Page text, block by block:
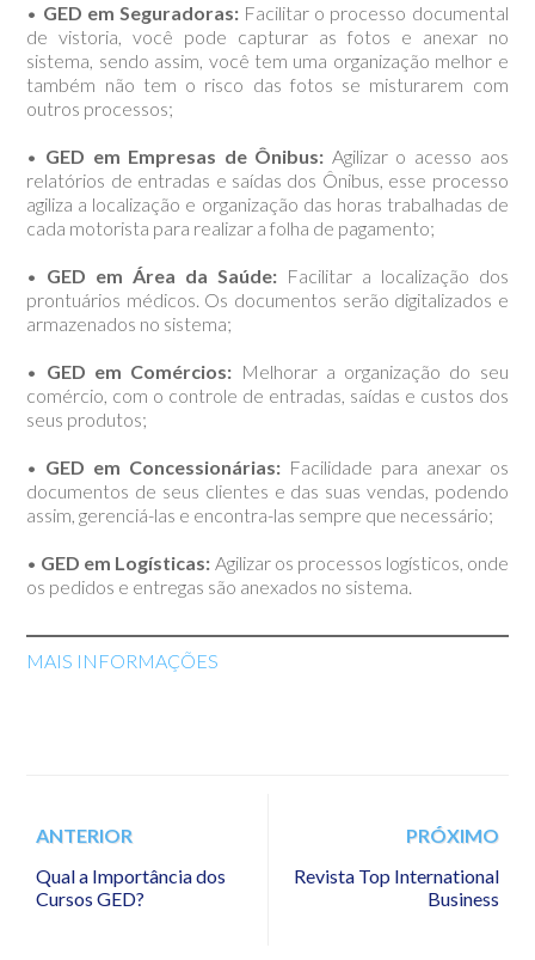
• GED em Seguradoras: Facilitar o processo documental
de vistoria, você pode capturar as fotos e anexar no
sistema, sendo assim, você tem uma organização melhor e
também não tem o risco das fotos se misturarem com
outros processos;
• GED em Empresas de Ônibus: Agilizar o acesso aos
relatórios de entradas e saídas dos Ônibus, esse processo
agiliza a localização e organização das horas trabalhadas de
cada motorista para realizar a folha de pagamento;
• GED em Área da Saúde:Facilitar a localização dos
prontuários médicos. Os documentos serão digitalizados e
armazenados no sistema;
• GED em Comércios: Melhorar a organização do seu
comércio, com o controle de entradas, saídas e custos dos
seus produtos;
• GED em Concessionárias: Facilidade para anexar os
documentos de seus clientes e das suas vendas, podendo
assim, gerenciá-las e encontra-las sempre que necessário;
• GED em Logísticas: Agilizar os processos logísticos, onde
os pedidos e entregas são anexados no sistema.
MAIS INFORMAÇÕES
ANTERIOR
Qual a Importância dos
Cursos GED?
PRÓXIMO
Revista Top International
Business